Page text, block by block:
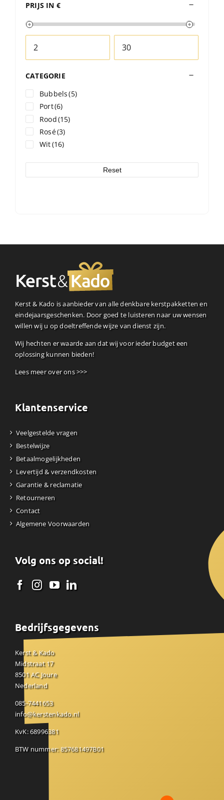
PRIJS IN €
CATEGORIE
Bubbels(5)
Port(6)
Rood(15)
Rosé(3)
Wit(16)
Reset
Kerst & Kado is aanbieder van alle denkbare kerstpakketten en
eindejaarsgeschenken. Door goed te luisteren naar uw wensen
willen wij u op doeltreffende wijze van dienst zijn.
Wij hechten er waarde aan dat wij voor ieder budget een
oplossing kunnen bieden!
Lees meer over ons >>>
Klantenservice
Veelgestelde vragen
Bestelwijze
Betaalmogelijkheden
Levertijd & verzendkosten
Garantie & reclamatie
Retourneren
Contact
Algemene Voorwaarden
Volg ons op social!
Bedrijfsgegevens
Kerst & Kado
Midstraat 17
8501 AC Joure
Nederland
085-7441653
info@kerstenkado.nl
KvK: 68996381
BTW nummer: 857681497B01